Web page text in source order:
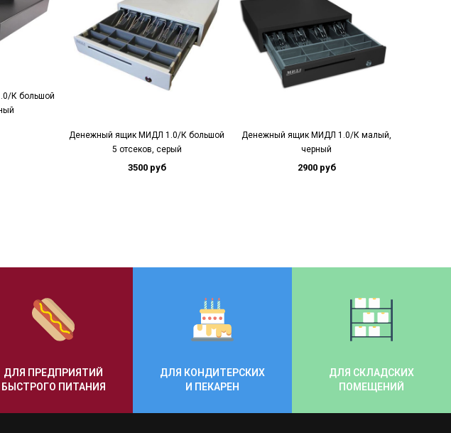
К большой
Денежный ящик МИДЛ 1.0/К большой
5 отсеков, серый
3500 руб
Денежный ящик МИДЛ 1.0/К малый,
черный
2900 руб
ДЛЯ ПРЕДПРИЯТИЙ
БЫСТРОГО ПИТАНИЯ
ДЛЯ КОНДИТЕРСКИХ
И ПЕКАРЕН
ДЛЯ СКЛАДСКИХ
ПОМЕЩЕНИЙ